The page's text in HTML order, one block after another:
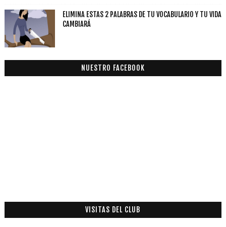
ELIMINA ESTAS 2 PALABRAS DE TU VOCABULARIO Y TU VIDA
CAMBIARÁ
NUESTRO FACEBOOK
VISITAS DEL CLUB